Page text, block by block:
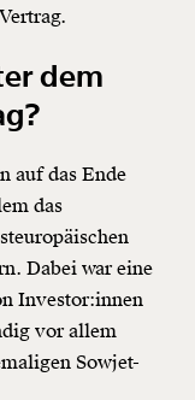
dem
auf das Ende
das
Dabei war eine
Investor:innen
vor allem
Sowjet-